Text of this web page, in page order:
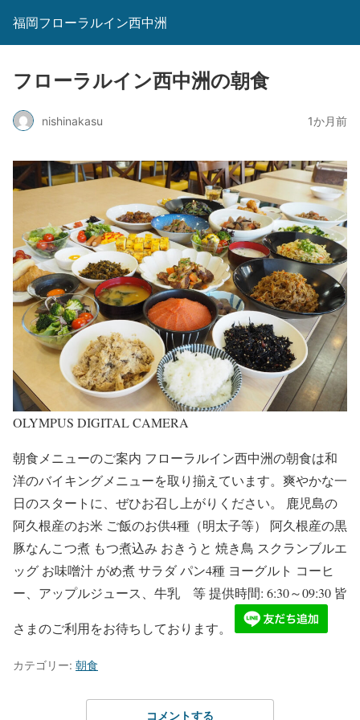
福岡フローラルイン西中洲
フローラルイン西中洲の朝食
nishinakasu 1か月前
OLYMPUS DIGITAL CAMERA
朝食メニューのご案内 フローラルイン西中洲の朝食は和
洋のバイキングメニューを取り揃えています。爽やかな一
日のスタートに、ぜひお召し上がりください。 鹿児島の
阿久根産のお米 ご飯のお供4種（明太子等） 阿久根産の黒
豚なんこつ煮 もつ煮込み おきうと 焼き鳥 スクランブルエ
ッグ お味噌汁 がめ煮 サラダ パン4種 ヨーグルト コーヒ
ー、アップルジュース、牛乳 等 提供時間: 6:30～09:30 皆
さまのご利用をお待ちしております。
カテゴリー: 朝食
コメントする